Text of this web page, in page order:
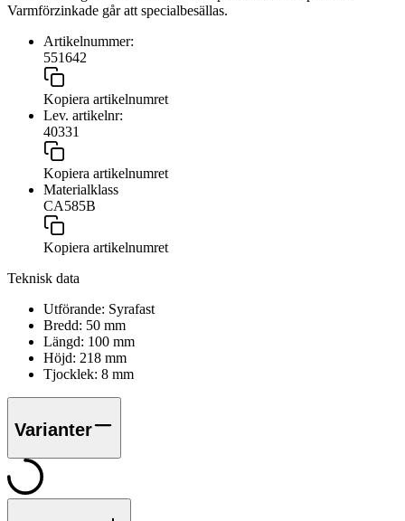
Varmförzinkade går att specialbesällas.
Artikelnummer:
551642
Kopiera artikelnumret
Lev. artikelnr:
40331
Kopiera artikelnumret
Materialklass
CA585B
Kopiera artikelnumret
Teknisk data
Utförande: Syrafast
Bredd: 50 mm
Längd: 100 mm
Höjd: 218 mm
Tjocklek: 8 mm
Varianter